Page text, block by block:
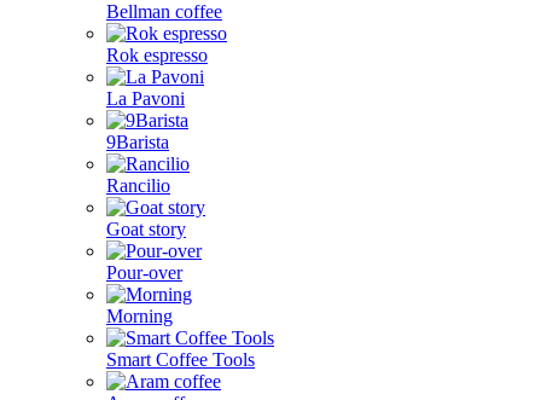
Bellman coffee
Rok espresso
La Pavoni
9Barista
Rancilio
Goat story
Pour-over
Morning
Smart Coffee Tools